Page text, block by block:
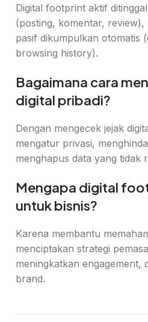
Digital footprint aktif
(posting, komentar,
pasif dikumpulkan otomatis
browsing history).
Bagaimana cara
digital pribadi?
Dengan mengecek jejak
mengatur privasi,
menghapus data yang tidak
Mengapa digital
untuk bisnis?
Karena membantu
menciptakan strategi
meningkatkan engagement,
brand.